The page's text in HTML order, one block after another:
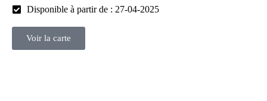
Disponible à partir de : 27-04-2025
Voir la carte